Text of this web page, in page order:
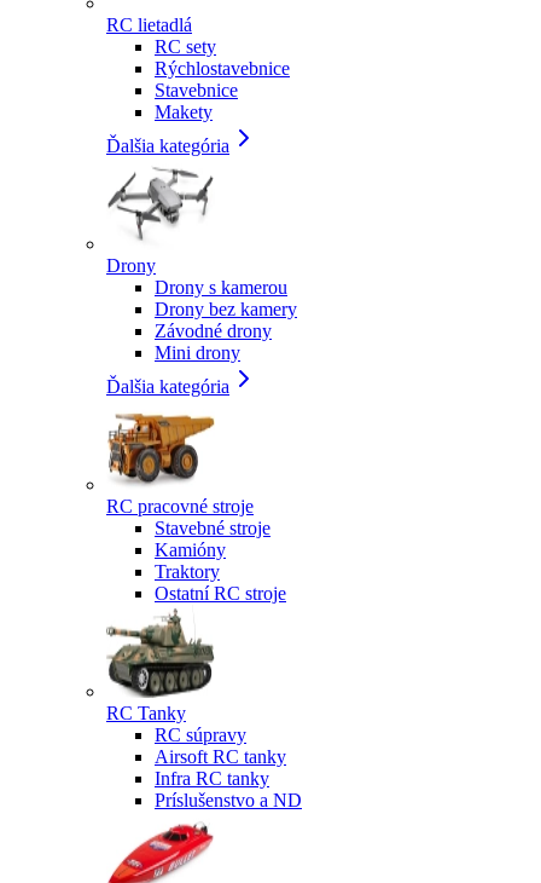
RC lietadlá
RC sety
Rýchlostavebnice
Stavebnice
Makety
Ďalšia kategória
Drony
Drony s kamerou
Drony bez kamery
Závodné drony
Mini drony
Ďalšia kategória
RC pracovné stroje
Stavebné stroje
Kamióny
Traktory
Ostatní RC stroje
RC Tanky
RC súpravy
Airsoft RC tanky
Infra RC tanky
Príslušenstvo a ND